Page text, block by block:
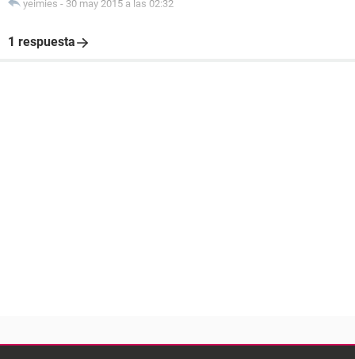
yeimies - 30 may 2015 a las 02:32
1 respuesta